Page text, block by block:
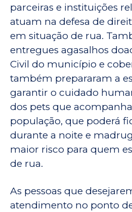
parceiras e instituições
atuam na defesa de
em situação de rua.
entregues agasalhos
Civil do município e
também prepararam a
garantir o cuidado
dos pets que
população, que poderá
durante a noite e
maior risco para quem
de rua.
As pessoas que
atendimento no ponto